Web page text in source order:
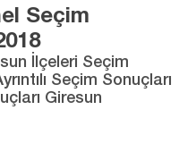
Seçim
İlçeleri Seçim
Seçim Sonuçları
Giresun